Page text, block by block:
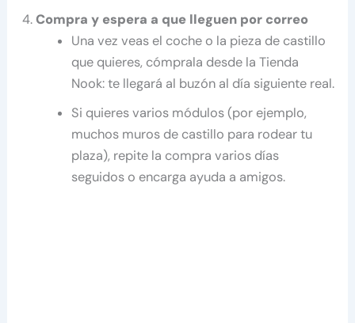
Compra y espera a que lleguen por correo
Una vez veas el coche o la pieza de castillo
que quieres, cómprala desde la Tienda
Nook: te llegará al buzón al día siguiente real.
Si quieres varios módulos (por ejemplo,
muchos muros de castillo para rodear tu
plaza), repite la compra varios días
seguidos o encarga ayuda a amigos.